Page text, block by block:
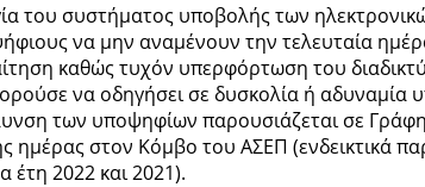
του συστήματος υποβολής των
να μην αναμένουν την τελευταία
καθώς τυχόν υπερφόρτωση του
να οδηγήσει σε δυσκολία ή αδυναμία
των υποψηφίων παρουσιάζεται σε
ημέρας στον Κόμβο του ΑΣΕΠ (ενδεικτικά
έτη 2022 και 2021).